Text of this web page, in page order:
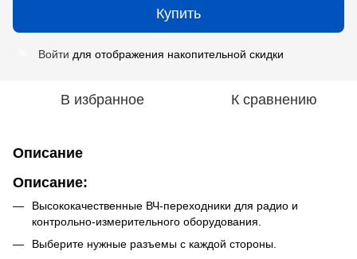
Купить
Войти для отображения накопительной скидки
В избранное К сравнению
Описание
Описание:
Высококачественные ВЧ-переходники для радио и
контрольно-измерительного оборудования.
Выберите нужные разъемы с каждой стороны.